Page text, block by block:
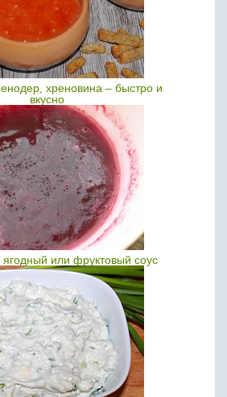
хреновина – быстро и
вкусно
или фруктовый соус